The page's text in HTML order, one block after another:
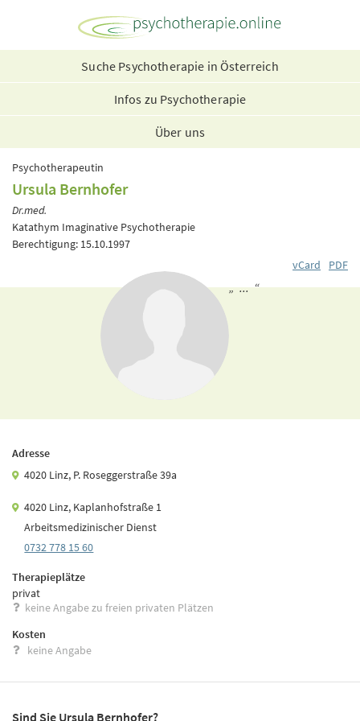
Suche Psychotherapie in Österreich
Infos zu Psychotherapie
Über uns
Psychotherapeutin
Ursula Bernhofer
Dr.med.
Katathym Imaginative Psychotherapie
Berechtigung: 15.10.1997
vCard
PDF
„ ... “
Adresse
4020 Linz, P. Roseggerstraße 39a
4020 Linz, Kaplanhofstraße 1
Arbeitsmedizinischer Dienst
0732 778 15 60
Therapieplätze
privat
keine Angabe zu freien privaten Plätzen
Kosten
keine Angabe
Sind Sie Ursula Bernhofer?